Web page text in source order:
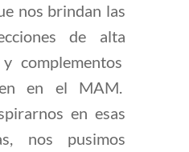
nos brindan las
de alta
complementos
en el MAM.
en esas
nos pusimos